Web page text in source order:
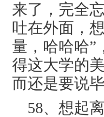
来了，完全
吐在外面，
量，哈哈哈”
得这大学的
而还是要说
58、想起